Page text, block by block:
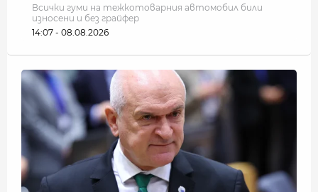
Всички гуми на тежкотоварния автомобил били
износени и без грайфер
14:07 - 08.08.2026